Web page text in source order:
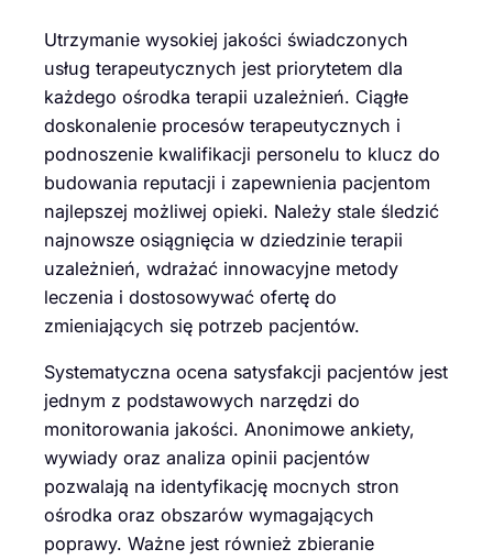
Utrzymanie wysokiej jakości świadczonych
usług terapeutycznych jest priorytetem dla
każdego ośrodka terapii uzależnień. Ciągłe
doskonalenie procesów terapeutycznych i
podnoszenie kwalifikacji personelu to klucz do
budowania reputacji i zapewnienia pacjentom
najlepszej możliwej opieki. Należy stale śledzić
najnowsze osiągnięcia w dziedzinie terapii
uzależnień, wdrażać innowacyjne metody
leczenia i dostosowywać ofertę do
zmieniających się potrzeb pacjentów.
Systematyczna ocena satysfakcji pacjentów jest
jednym z podstawowych narzędzi do
monitorowania jakości. Anonimowe ankiety,
wywiady oraz analiza opinii pacjentów
pozwalają na identyfikację mocnych stron
ośrodka oraz obszarów wymagających
poprawy. Ważne jest również zbieranie